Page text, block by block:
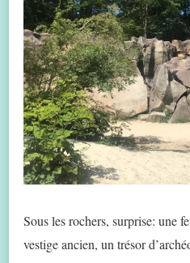
Sous les rochers, surprise: une
vestige ancien, un trésor